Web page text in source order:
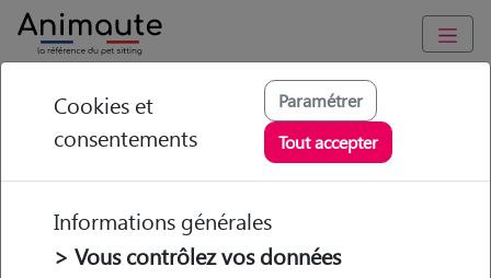
Animaute Auvergne-Rhône-Alpes Isère/Villefontaine
Hacene - Petsitter à
VILLEFONTAINE
Cookies et
consentements
Paramétrer
Tout accepter
Informations générales
> Vous contrôlez vos données